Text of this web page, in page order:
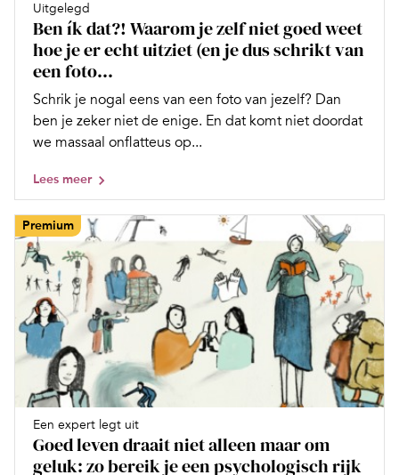
Uitgelegd
Ben ík dat?! Waarom je zelf niet goed weet
hoe je er echt uitziet (en je dus schrikt van
een foto...
Schrik je nogal eens van een foto van jezelf? Dan
ben je zeker niet de enige. En dat komt niet doordat
we massaal onflatteus op...
Lees meer
Premium
Een expert legt uit
Goed leven draait niet alleen maar om
geluk: zo bereik je een psychologisch rijk